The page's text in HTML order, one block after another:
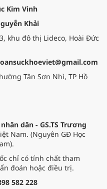
Kim Vinh
Khải
khu đô thị Lideco, Hoài Đức
Tân Sơn Nhì, TP Hồ
dân - GS.TS Trương
Nam. (Nguyên GĐ Học
chỉ có tính chất tham
đoán hoặc điều trị.
582 228